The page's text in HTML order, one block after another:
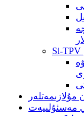
مەسئۇلىيەت